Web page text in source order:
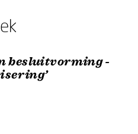
besluitvorming -